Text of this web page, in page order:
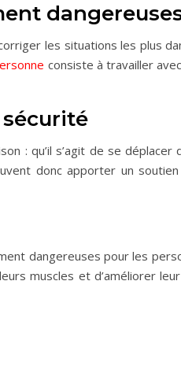
les situations les plus
consiste à travailler
: qu’il s’agit de se déplacer
donc apporter un
dangereuses pour les
muscles et d’améliorer